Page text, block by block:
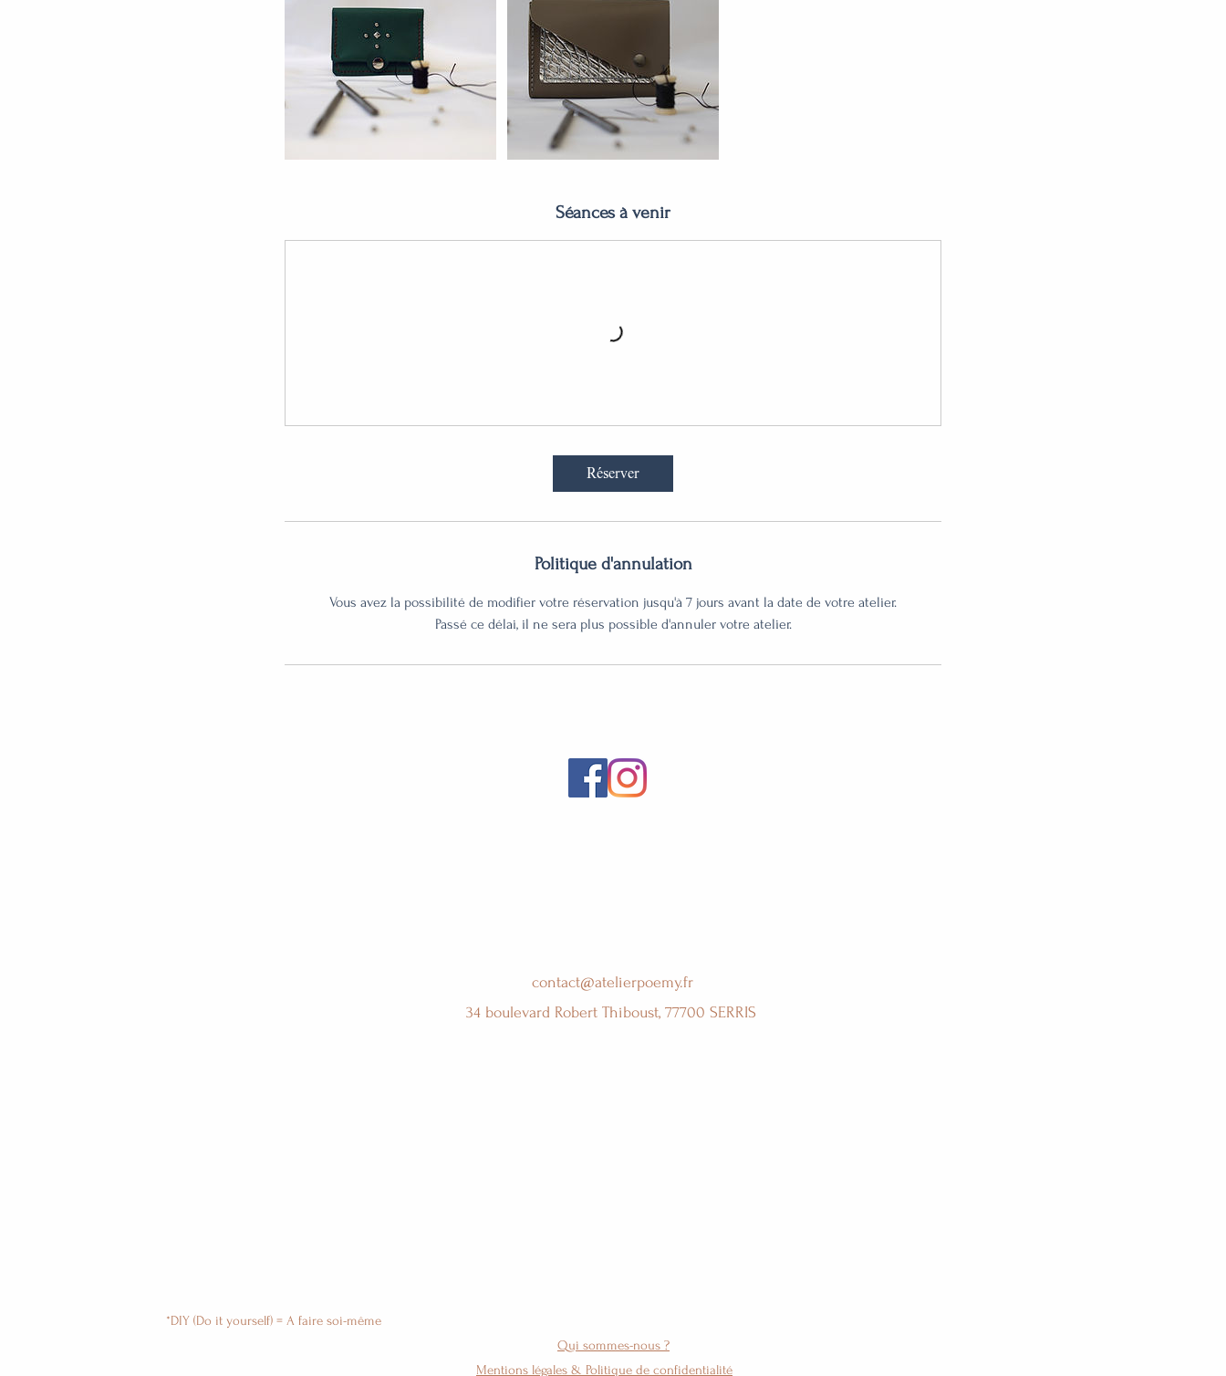
Séances à venir
Réserver
Politique d'annulation
Vous avez la possibilité de modifier votre réservation jusqu'à 7 jours avant la date de votre atelier.
Passé ce délai, il ne sera plus possible d'annuler votre atelier.
contact@atelierpoemy.fr
34 boulevard Robert Thiboust, 77700 SERRIS
*DIY (Do it yourself) = A faire soi-même
Qui sommes-nous ?
Mentions légales & Politique de confidentialité